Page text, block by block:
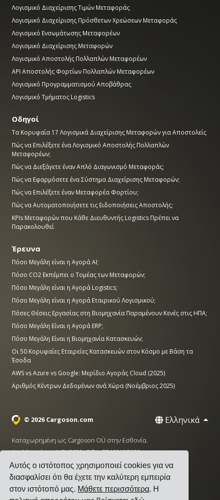
Αυτός ο ιστότοπος χρησιμοποιεί cookies για να
διασφαλίσει ότι θα έχετε την καλύτερη εμπειρία
στον ιστότοπό μας. Μάθετε περισσότερα. Η
Λογισμικό Διαχείρισης Τιμών Μεταφοράς
Λογισμικό Διαχείρισης Πρόσθετων Χρεώσεων Μεταφοράς
Λογισμικό Ενσωμάτωσης Μεταφορέων
Λογισμικό Διαχείρισης Μεταφορών
Λογισμικό Αποστολής Πολλαπλών Μεταφορέων
API Αποστολής Φορτίων Πολλαπλών Μεταφορέων
Λογισμικό Προγραμματισμού Αποβάθρας
Λογισμικό Τμήματος Logistics
Οδηγοί
Τα Κορυφαία 17 Λογισμικά Διαχείρισης Μεταφορών για Αποστολείς
Πώς να Επιλέξετε ένα Λογισμικό Αποστολής Πολλαπλών
Μεταφορέων;
Πώς να Διεξάγετε έναν Απλό Διαγωνισμό Μεταφοράς;
Πώς να Εφαρμόσετε ένα Σύστημα Διαχείρισης Μεταφορών;
Πώς να Επιλέξετε έναν Μεταφορέα Φορτίου;
Πώς να Αυτοματοποιήσετε τις Ειδοποιήσεις Αποστολής;
KPIs Μεταφορών που Κάθε Διευθυντής Logistics Πρέπει να
Παρακολουθεί
Έρευνα
Πόσο Μεγάλη είναι η Αγορά AI;
Πόσο CO2 Εκπέμπει ο Τομέας των Μεταφορών;
Πόσο Μεγάλη είναι η Αγορά Logistics;
Πόσο Μεγάλη είναι η Αγορά Εταιρικού Λογισμικού;
Πόσες Θέσεις Εργασίας στη Βιομηχανία Παραμένουν Κενές στις ΗΠΑ;
Πόσο Μεγάλη Είναι η Αγορά ERP;
Πόσο Μεγάλη Είναι η Βιομηχανία Κατασκευών;
Οι 50 Κορυφαίες Εταιρείες Κατασκευών στον Κόσμο με Βάση τα
Έσοδα
AWS vs Azure vs Google: Μερίδιο Αγοράς Cloud (2025)
Αριθμός Κέντρων Δεδομένων ανά Χώρα (Νοέμβριος 2025)
© 2026 Cargoson.com Ελληνικά
Καταχωρημένη ως Cargoson OÜ στην Εσθονία.
Αρ. Μητρώου: 14545832. ΦΠΑ: EE102137680.
Έδρα: Pärnu mnt. 141, 11314 Ταλίν, Εσθονία
+372 5555 0028 · hello@cargoson.com